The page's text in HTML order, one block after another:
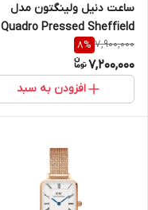
ساعت دنیل ولینگتون مدل
Quadro Pressed Sheffield
Arctic - سیلور (زنانه)
7,900,000
8%
7,200,000
افزودن به سبد